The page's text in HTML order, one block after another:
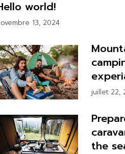
world!
13, 2024
juillet 22,
the